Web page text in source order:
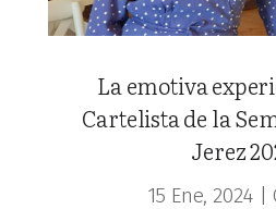
La emotiva
Cartelista de la
Jerez
15 Ene, 2024